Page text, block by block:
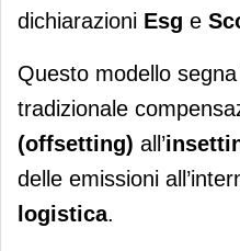
dichiarazioni Esg e
Questo modello
tradizionale
(offsetting) all’
delle emissioni
logistica.